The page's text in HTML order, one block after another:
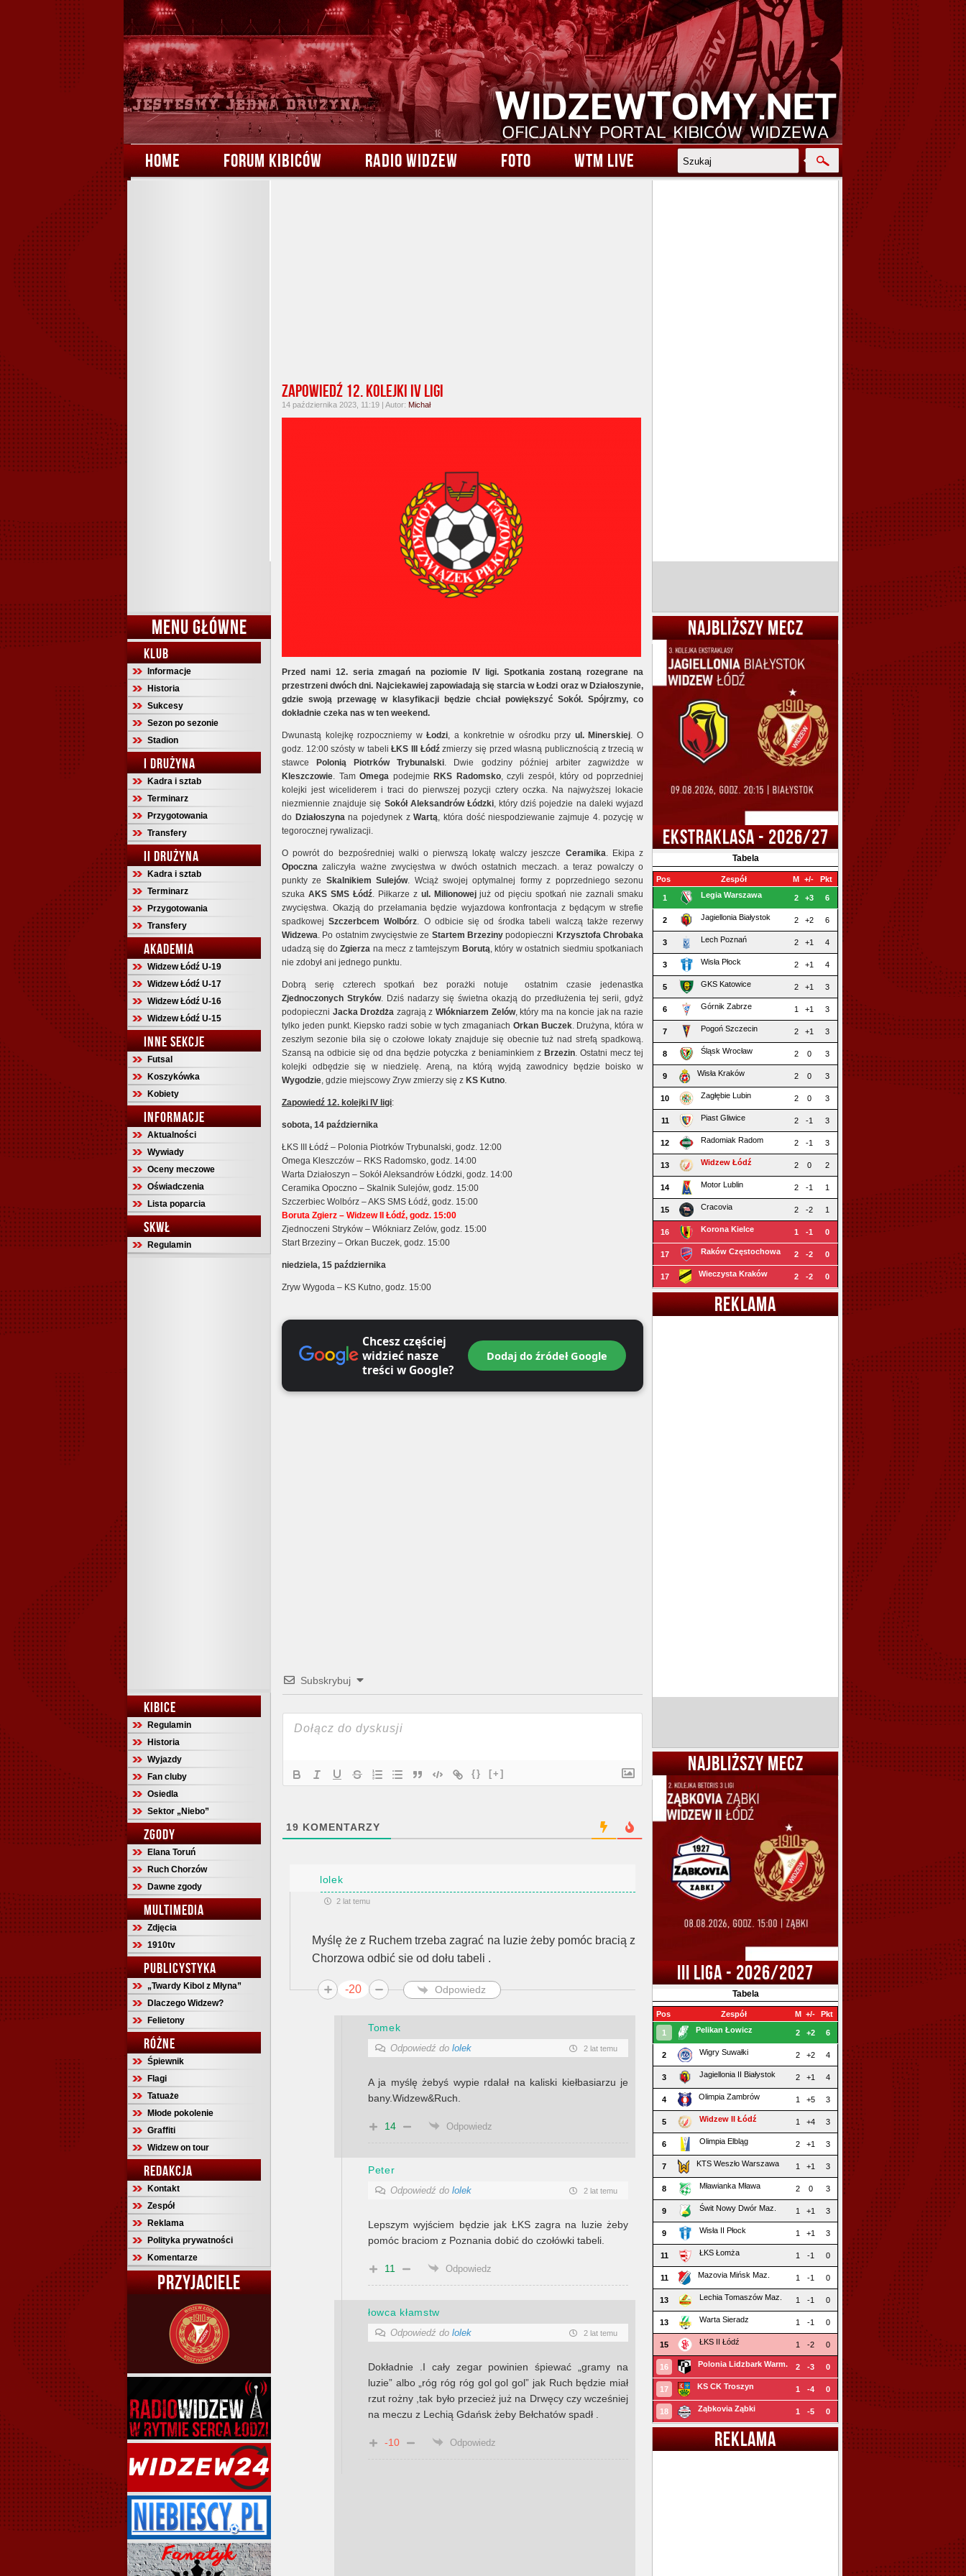
HOME FORUM KIBICÓW RADIO WIDZEW FOTO WTM LIVE
MENU GŁÓWNE
KLUB
Informacje
Historia
Sukcesy
Sezon po sezonie
Stadion
I DRUŻYNA
Kadra i sztab
Terminarz
Przygotowania
Transfery
II DRUŻYNA
Kadra i sztab
Terminarz
Przygotowania
Transfery
AKADEMIA
Widzew Łódź U-19
Widzew Łódź U-17
Widzew Łódź U-16
Widzew Łódź U-15
INNE SEKCJE
Futsal
Koszykówka
Kobiety
INFORMACJE
Aktualności
Wywiady
Oceny meczowe
Oświadczenia
Lista poparcia
SKWŁ
Regulamin
KIBICE
Regulamin
Historia
Wyjazdy
Fan cluby
Osiedla
Sektor „Niebo”
ZGODY
Elana Toruń
Ruch Chorzów
Dawne zgody
MULTIMEDIA
Zdjęcia
1910tv
PUBLICYSTYKA
„Twardy Kibol z Młyna”
Dlaczego Widzew?
Felietony
RÓŻNE
Śpiewnik
Flagi
Tatuaże
Młode pokolenie
Graffiti
Widzew on tour
REDAKCJA
Kontakt
Zespół
Reklama
Polityka prywatności
Komentarze
PRZYJACIELE
Zapowiedź 12. kolejki IV ligi
14 października 2023, 11:19 | Autor: Michał
Przed nami 12. seria zmagań na poziomie IV ligi. Spotkania zostaną rozegrane na
przestrzeni dwóch dni. Najciekawiej zapowiadają się starcia w Łodzi oraz w Działoszynie,
gdzie swoją przewagę w klasyfikacji będzie chciał powiększyć Sokół. Spójrzmy, co
dokładnie czeka nas w ten weekend.
Dwunastą kolejkę rozpoczniemy wŁodzi, a konkretnie w ośrodku przy ul. Minerskiej. O
godz. 12:00 szósty w tabeliŁKS III Łódźzmierzy się przed własną publicznością z trzecią w
stawce
Polonią Piotrków Trybunalski. Dwie godziny później arbiter zagwiżdże w
Kleszczowie. Tam Omega podejmie RKS Radomsko, czyli zespół, który od poprzedniej
kolejki jest wiceliderem i traci do pierwszej pozycji cztery oczka. Na najwyższej lokacie
niezmiennie znajduje się Sokół Aleksandrów Łódzki, który dziś pojedzie na daleki wyjazd
do Działoszynana pojedynek zWartą, która dość niespodziewanie zajmuje 4. pozycję w
tegorocznej rywalizacji.
O powrót do bezpośredniej walki o pierwszą lokatę walczy jeszcze Ceramika. Ekipa z
Opoczna zaliczyła ważne zwycięstwa w dwóch ostatnich meczach. a teraz powalczy o
punkty ze Skalnikiem Sulejów. Wciąż swojej optymalnej formy z poprzedniego sezonu
szuka AKS SMS Łódź. Piłkarze z ul. Milionowejjuż od pięciu spotkań nie zaznali smaku
zwycięstwa. Okazją do przełamania będzie wyjazdowa konfrontacja z będącym w strefie
spadkowejSzczerbcem Wolbórz. O odbicie się od środka tabeli walczą także rezerwy
Widzewa. Po ostatnim zwycięstwie ze Startem Brzeziny podopieczni Krzysztofa Chrobaka
udadzą się doZgierza na mecz z tamtejszym Borutą, który w ostatnich siedmiu spotkaniach
nie zdobył ani jednego punktu.
Dobrą serię czterech spotkań bez porażki notuje ostatnim czasie jedenastka
Zjednoczonych Stryków. Dziś nadarzy się świetna okazją do przedłużenia tej serii, gdyż
podopieczni Jacka Drożdża zagrają zWłókniarzem Zelów, który ma na koncie jak na razie
tylko jeden punkt. Kiepsko radzi sobie w tych zmaganiach Orkan Buczek. Drużyna, która w
zeszłym sezonie biła się o czołowe lokaty znajduje się obecnie tuż nad strefą spadkową.
Szansą na odbicie się od dna będzie potyczka z beniaminkiem z Brzezin. Ostatni mecz tej
kolejki odbędzie się w niedzielę. Areną, na którą wyjdą zawodnicy będzie boisko w
Wygodzie, gdzie miejscowy Zryw zmierzy się z KS Kutno.
Zapowiedź 12. kolejki IV ligi:
sobota, 14 października
ŁKS III Łódź – Polonia Piotrków Trybunalski, godz. 12:00
Omega Kleszczów – RKS Radomsko, godz. 14:00
Warta Działoszyn – Sokół Aleksandrów Łódzki, godz. 14:00
Ceramika Opoczno – Skalnik Sulejów, godz. 15:00
Szczerbiec Wolbórz – AKS SMS Łódź, godz. 15:00
Boruta Zgierz – Widzew II Łódź, godz. 15:00
Zjednoczeni Stryków – Włókniarz Zelów, godz. 15:00
Start Brzeziny – Orkan Buczek, godz. 15:00
niedziela, 15 października
Zryw Wygoda – KS Kutno, godz. 15:00
Chcesz częściej
widzieć nasze
treści w Google?
Dodaj do źródeł Google
Subskrybuj
{} [+]
19 KOMENTARZY
lolek
2 lat temu
Myślę że z Ruchem trzeba zagrać na luzie żeby pomóc bracią z
Chorzowa odbić sie od dołu tabeli .
-20 Odpowiedz
Tomek
Odpowiedź do lolek 2 lat temu
A ja myślę żebyś wypie rdalał na kaliski kiełbasiarzu je
bany.Widzew&Ruch.
14 Odpowiedz
Peter
Odpowiedź do lolek 2 lat temu
Lepszym wyjściem będzie jak ŁKS zagra na luzie żeby
pomóc braciom z Poznania dobić do czołówki tabeli.
11 Odpowiedz
łowca kłamstw
Odpowiedź do lolek 2 lat temu
Dokładnie .I cały zegar powinien śpiewać „gramy na
luzie” albo „róg róg róg gol gol gol” jak Ruch będzie miał
rzut rożny ,tak było przecież już na Drwęcy czy wcześniej
na meczu z Lechią Gdańsk żeby Bełchatów spadł .
-10 Odpowiedz
NAJBLIŻSZY MECZ
EKSTRAKLASA - 2026/27
Tabela
Pos Zespół M +/- Pkt
1 Legia Warszawa 2 +3 6
2 Jagiellonia Białystok 2 +2 6
3 Lech Poznań 2 +1 4
3 Wisła Płock 2 +1 4
5 GKS Katowice 2 +1 3
6 Górnik Zabrze 1 +1 3
7 Pogoń Szczecin 2 +1 3
8 Śląsk Wrocław 2 0 3
9 Wisła Kraków 2 0 3
10 Zagłębie Lubin 2 0 3
11 Piast Gliwice 2 -1 3
12 Radomiak Radom 2 -1 3
13 Widzew Łódź 2 0 2
14 Motor Lublin 2 -1 1
15 Cracovia 2 -2 1
16 Korona Kielce 1 -1 0
17 Raków Częstochowa 2 -2 0
17 Wieczysta Kraków 2 -2 0
REKLAMA
NAJBLIŻSZY MECZ
III LIGA - 2026/2027
Tabela
Pos Zespół M +/- Pkt
1 Pelikan Łowicz 2 +2 6
2 Wigry Suwałki 2 +2 4
3 Jagiellonia II Białystok 2 +1 4
4 Olimpia Zambrów 1 +5 3
5 Widzew II Łódź 1 +4 3
6 Olimpia Elbląg 2 +1 3
7 KTS Weszło Warszawa 1 +1 3
8 Mławianka Mława 2 0 3
9 Świt Nowy Dwór Maz. 1 +1 3
9 Wisła II Płock 1 +1 3
11 ŁKS Łomża 1 -1 0
11 Mazovia Mińsk Maz. 1 -1 0
13 Lechia Tomaszów Maz. 1 -1 0
13 Warta Sieradz 1 -1 0
15 ŁKS II Łódź 1 -2 0
16 Polonia Lidzbark Warm. 2 -3 0
17 KS CK Troszyn 1 -4 0
18 Ząbkovia Ząbki 1 -5 0
REKLAMA